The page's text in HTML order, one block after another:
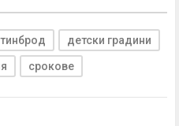
детски градини
срокове